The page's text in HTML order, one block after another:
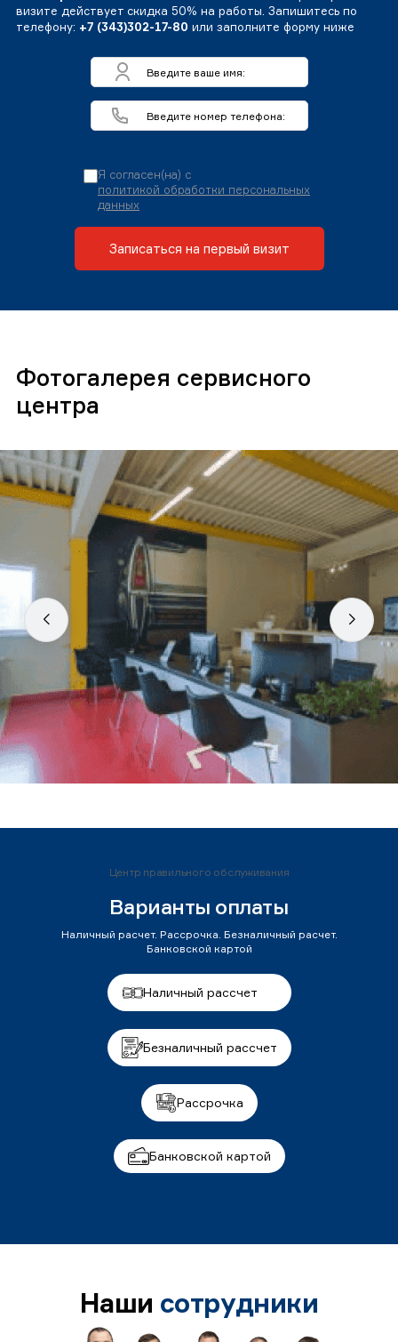
визите действует скидка 50% на работы. Запишитесь по
телефону: +7 (343)302-17-80 или заполните форму ниже
Я согласен(на) с
политикой обработки персональных
данных
Записаться на первый визит
Фотогалерея сервисного
центра
Центр правильного обслуживания
Варианты оплаты
Наличный расчет. Рассрочка. Безналичный расчет.
Банковской картой
Наличный рассчет
Безналичный рассчет
Рассрочка
Банковской картой
Наши сотрудники